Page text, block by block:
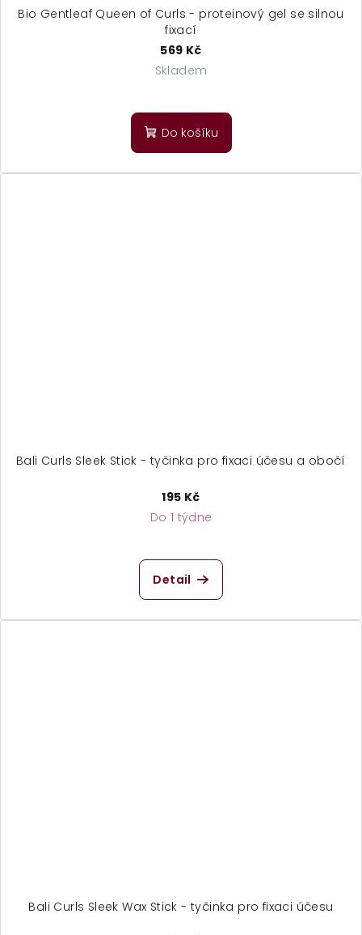
Bio Gentleaf Queen of Curls - proteinový gel se silnou
fixací
569 Kč
Skladem
hodnocení
produktu
z
Do košíku
Bali Curls Sleek Stick - tyčinka pro fixaci účesu a obočí
195 Kč
Do 1 týdne
Detail
Bali Curls Sleek Wax Stick - tyčinka pro fixaci účesu